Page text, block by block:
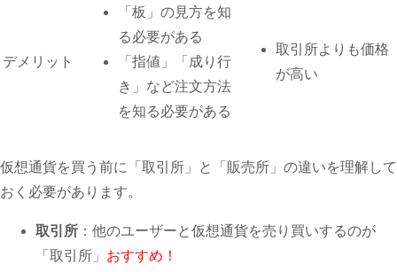
デメリット
「板」の見方を知
る必要がある
「指値」「成り行
き」など注文方法
を知る必要がある
取引所よりも価格
が高い
仮想通貨を買う前に「取引所」と「販売所」の違いを理解して
おく必要があります。
取引所 ：他のユーザーと仮想通貨を売り買いするのが
「取引所」 おすすめ！